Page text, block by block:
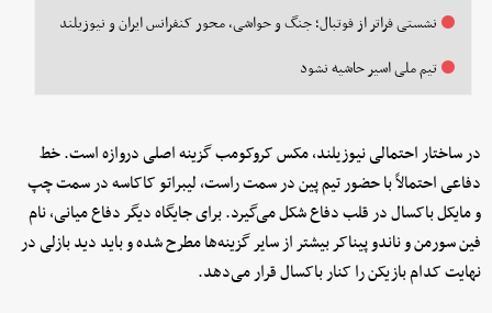
نشستی فراتر از فوتبال؛ جنگ و حواشی، محور کنفرانس ایران و نیوزیلند
تیم ملی اسیر حاشیه نشود
در ساختار احتمالی نیوزیلند، مکس کروکومب گزینه اصلی دروازه است. خط
دفاعی احتمالاً با حضور تیم پین در سمت راست، لیبراتو کاکاسه در سمت چپ
و مایکل باکسال در قلب دفاع شکل می‌گیرد. برای جایگاه دیگر دفاع میانی، نام
فین سورمن و ناندو پیناکر بیشتر از سایر گزینه‌ها مطرح شده و باید دید بازلی در
نهایت کدام بازیکن را کنار باکسال قرار می‌دهد.